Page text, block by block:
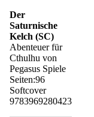
Der
Saturnische
Kelch (SC)
Abenteuer für
Cthulhu von
Pegasus Spiele
Seiten:96
Softcover
9783969280423